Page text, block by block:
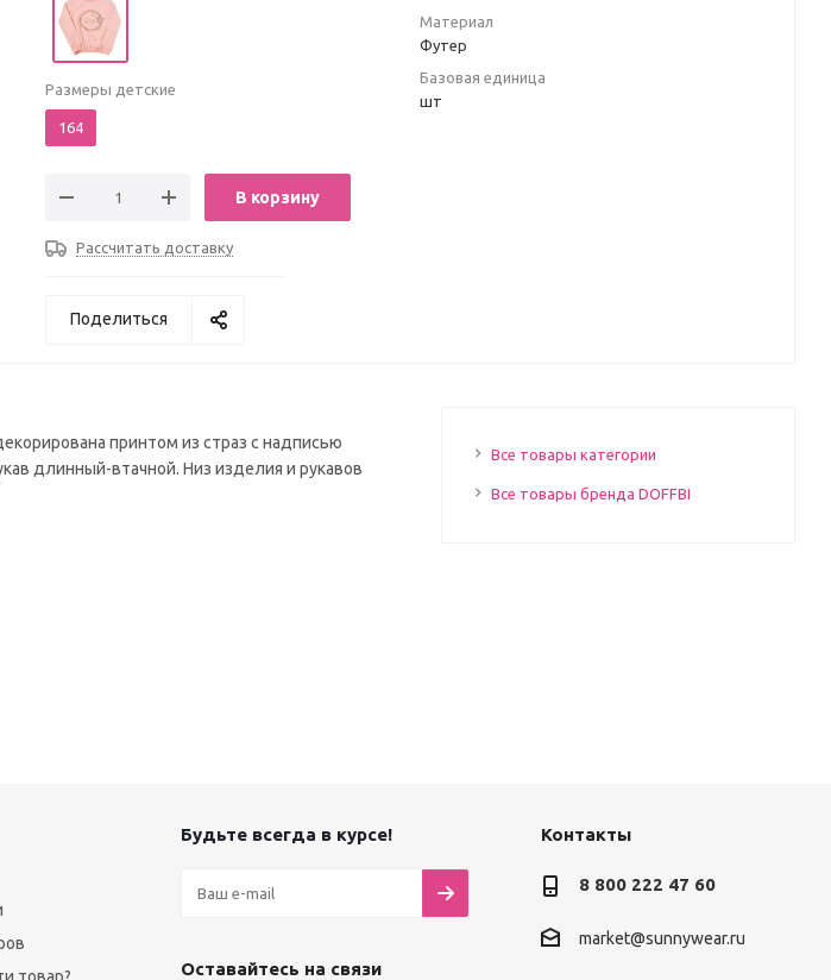
Размеры детские
164
В корзину
Рассчитать доставку
Материал
Футер
Базовая единица
шт
Поделиться
принтом из страз с надписью
длинный-втачной. Низ изделия и рукавов
Все товары категории
Все товары бренда DOFFBI
Будьте всегда в курсе!
Оставайтесь на связи
Контакты
8 800 222 47 60
market@sunnywear.ru